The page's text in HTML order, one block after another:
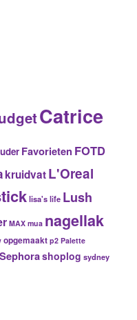
Catrice
Favorieten FOTD
kruidvatL'Oreal
lisa's life Lush
MAX mua nagellak
opgemaakt p2 Palette
Sephorashoplog sydney